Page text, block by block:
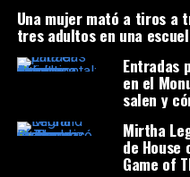
Una mujer mató a tiros a
tres adultos en una
Entradas
en el
salen y
Mirtha
de
Game of